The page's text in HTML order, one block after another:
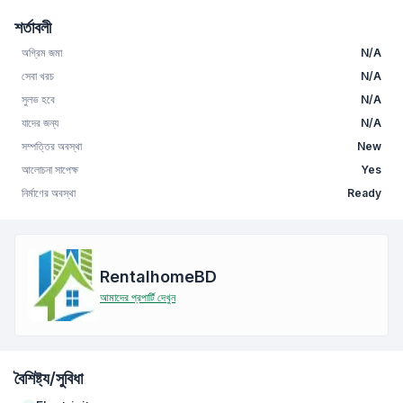
শর্তাবলী
অগ্রিম জমা
N/A
সেবা খরচ
N/A
সুলভ হবে
N/A
যাদের জন্য
N/A
সম্পত্তির অবস্থা
New
আলোচনা সাপেক্ষ
Yes
নির্মাণের অবস্থা
Ready
RentalhomeBD
আমাদের প্রপার্টি দেখুন
বৈশিষ্ট্য/সুবিধা